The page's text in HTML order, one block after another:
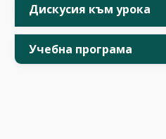
Дискусия към урока
Учебна програма